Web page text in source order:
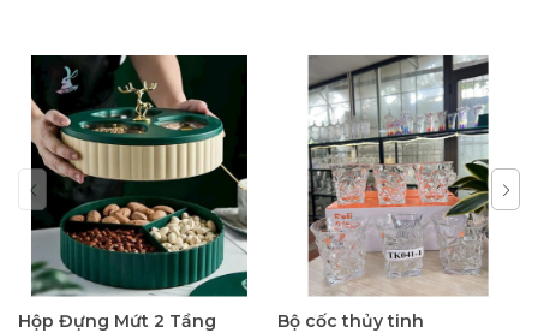
Hộp Đựng Mứt 2 Tầng Bộ cốc thủy tinh